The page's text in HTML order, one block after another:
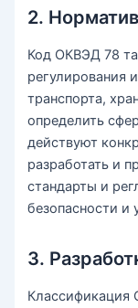
2.
Код ОКВЭД 78
регулирования
транспорта,
определить
действуют
разработать и
стандарты и
безопасности и
3.
Классификация